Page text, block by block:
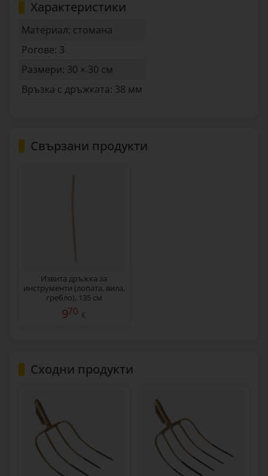
Характеристики
Материал: стомана
Рогове: 3
Размери: 30 × 30 см
Връзка с дръжката: 38 мм
Свързани продукти
Извита дръжка за
инструменти (лопата, вила,
гребло), 135 см
970 €
Сходни продукти